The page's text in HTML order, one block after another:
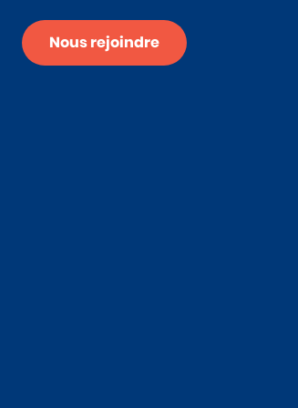
Nous rejoindre